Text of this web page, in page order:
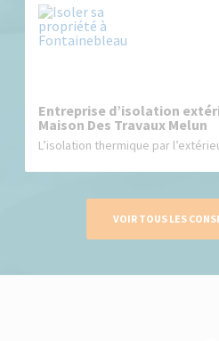
Entreprise d’isolation
Maison Des Travaux Melun
L’isolation thermique par
VOIR TOUS LES